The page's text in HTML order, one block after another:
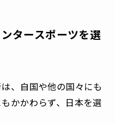
タースポーツを選
、自国や他の国々にも
かかわらず、日本を選